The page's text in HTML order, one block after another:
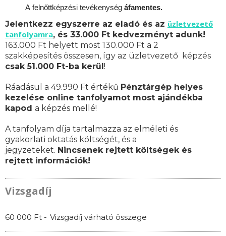
A felnőttképzési tevékenység áfamentes.
Jelentkezz egyszerre az eladó és az üzletvezető
tanfolyamra, és 33.000 Ft kedvezményt adunk!
163.000 Ft helyett most 130.000 Ft a 2
szakképesítés összesen, így az üzletvezető képzés
csak 51.000 Ft-ba kerül !
Ráadásul a 49.990 Ft értékű Pénztárgép helyes
kezelése online tanfolyamot most ajándékba
kapod a képzés mellé!
A tanfolyam díja tartalmazza az elméleti és
gyakorlati oktatás költségét, és a
jegyzeteket. Nincsenek rejtett költségek és
rejtett információk!
Vizsgadíj
60 000 Ft - Vizsgadíj várható összege